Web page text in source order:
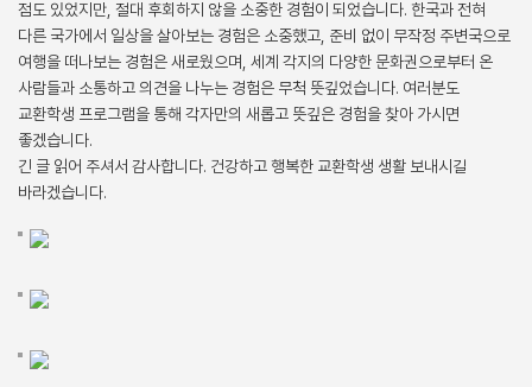
점도 있었지만, 절대 후회하지 않을 소중한 경험이 되었습니다. 한국과 전혀
다른 국가에서 일상을 살아보는 경험은 소중했고, 준비 없이 무작정 주변국으로
여행을 떠나보는 경험은 새로웠으며, 세계 각지의 다양한 문화권으로부터 온
사람들과 소통하고 의견을 나누는 경험은 무척 뜻깊었습니다. 여러분도
교환학생 프로그램을 통해 각자만의 새롭고 뜻깊은 경험을 찾아 가시면
좋겠습니다.
긴 글 읽어 주셔서 감사합니다. 건강하고 행복한 교환학생 생활 보내시길
바라겠습니다.